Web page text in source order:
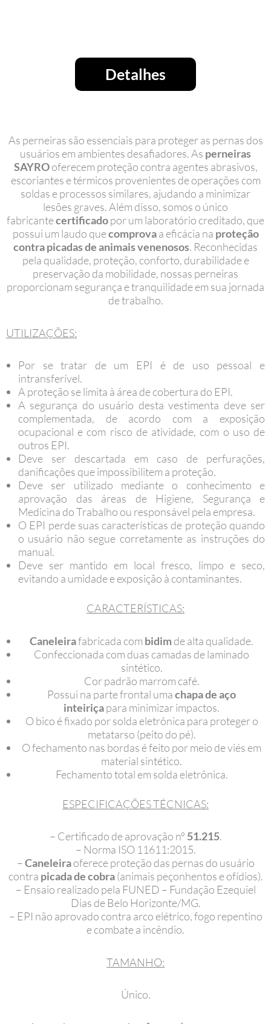
Detalhes
As perneiras são essenciais para proteger as pernas dos
usuários em ambientes desafiadores. As perneiras
SAYROoferecem proteção contra agentes abrasivos,
escoriantes e térmicos provenientes de operações com
soldas e processos similares, ajudando a minimizar
lesões graves. Além disso, somos o único
fabricantecertificadopor um laboratório creditado, que
possui um laudo quecomprovaa eficácia na proteção
contra picadas de animais venenosos. Reconhecidas
pela qualidade, proteção, conforto, durabilidade e
preservação da mobilidade, nossas perneiras
proporcionam segurança e tranquilidade em sua jornada
de trabalho.
UTILIZAÇÕES:
Por se tratar de um EPI é de uso pessoal e
intransferível.
A proteção se limita à área de cobertura do EPI.
A segurança do usuário desta vestimenta deve ser
complementada, de acordo com a exposição
ocupacional e com risco de atividade, com o uso de
outros EPI.
Deve ser descartada em caso de perfurações,
danificações que impossibilitem a proteção.
Deve ser utilizado mediante o conhecimento e
aprovação das áreas de Higiene, Segurança e
Medicina do Trabalho ou responsável pela empresa.
O EPI perde suas características de proteção quando
o usuário não segue corretamente as instruções do
manual.
Deve ser mantido em local fresco, limpo e seco,
evitando a umidade e exposição à contaminantes.
CARACTERÍSTICAS:
Caneleirafabricada com bidimde alta qualidade.
Confeccionada com duas camadas de laminado
sintético.
Cor padrão marrom café.
Possui na parte frontal umachapa de aço
inteiriçapara minimizar impactos.
O bico é fixado por solda eletrônica para proteger o
metatarso (peito do pé).
O fechamento nas bordas é feito por meio de viés em
material sintético.
Fechamento total em solda eletrônica.
ESPECIFICAÇÕES TÉCNICAS:
– Certificado de aprovação nº 51.215.
– Norma ISO 11611:2015.
–Caneleiraoferece proteção das pernas do usuário
contra picada de cobra(animais peçonhentos e ofídios).
– Ensaio realizado pela FUNED – Fundação Ezequiel
Dias de Belo Horizonte/MG.
– EPI não aprovado contra arco elétrico, fogo repentino
e combate a incêndio.
TAMANHO:
Único.